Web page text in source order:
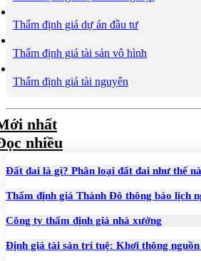
Thẩm định giá dự án đầu tư
Thẩm định giá tài sản vô hình
Thẩm định giá tài nguyên
nhất
nhiều
Đất đai là gì? Phân loại đất đai như thế
Thẩm định giá Thành Đô thông báo lịch
Công ty thẩm định giá nhà xưởng
Định giá tài sản trí tuệ: Khơi thông